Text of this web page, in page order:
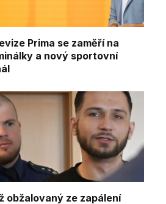
Prima se zaměří na
a nový sportovní
obžalovaný ze zapálení